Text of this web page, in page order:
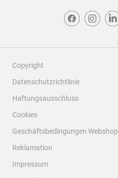
Copyright
Datenschutzrichtlinie
Haftungsausschluss
Cookies
Geschäftsbedingungen Webshop
Reklamation
Impressum